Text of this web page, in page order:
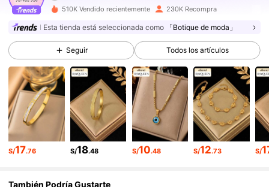
4.91 352K Seguidores
4.91 352K Seguidores
4.91 352K Seguidores
4.91 352K Seguidores
4.91 352K Seguidores
510K Vendido recientemente 230K Recompra
Esta tienda está seleccionada como 「Botique de moda」
Seguir Todos los artículos
S/17.76 S/18.48 S/10.48 S/12.73 S/
También Podría Gustarte